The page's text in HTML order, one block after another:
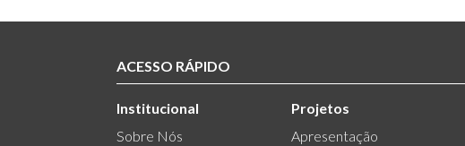
ACESSO RÁPIDO
Institucional
Sobre Nós
Projetos
Apresentação